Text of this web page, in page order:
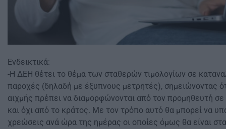
Ενδεικτικά:
-Η ΔΕΗ θέτει το θέμα των σταθερών τιμολογίων σε
παροχές (δηλαδή με έξυπνους μετρητές), σημειώνοντας
αιχμής πρέπει να διαμορφώνονται από τον προμηθευτή
και όχι από το κράτος. Με τον τρόπο αυτό θα μπορεί να
χρεώσεις ανά ώρα της ημέρας οι οποίες όμως θα είναι